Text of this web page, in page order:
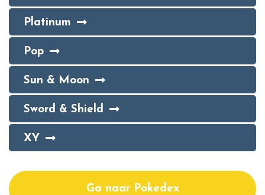
Platinum
Pop
Sun & Moon
Sword & Shield
XY
Ga naar Pokedex